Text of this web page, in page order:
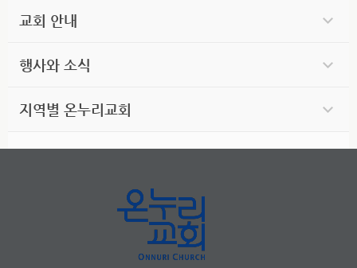
교회 안내
행사와 소식
지역별 온누리교회